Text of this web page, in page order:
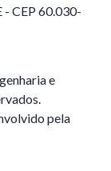
- CEP 60.030-
e
pela